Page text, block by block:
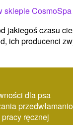
sklepie CosmoSpa
jakiegoś czasu
ich producenci
dla psa
ręcznej